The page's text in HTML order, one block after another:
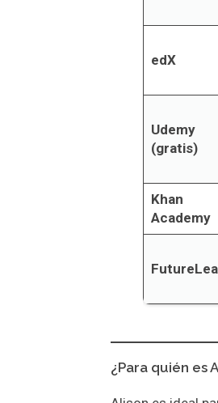
edX
Udemy
(gratis)
Khan
Academy
¿Para quién es